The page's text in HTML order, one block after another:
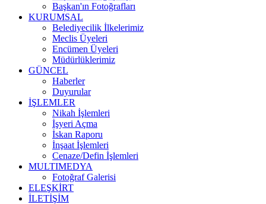
Başkan'ın Fotoğrafları
KURUMSAL
Belediyecilik İlkelerimiz
Meclis Üyeleri
Encümen Üyeleri
Müdürlüklerimiz
GÜNCEL
Haberler
Duyurular
İŞLEMLER
Nikah İşlemleri
İşyeri Açma
İskan Raporu
İnşaat İşlemleri
Cenaze/Defin İşlemleri
MULTIMEDYA
Fotoğraf Galerisi
ELEŞKİRT
İLETİŞİM